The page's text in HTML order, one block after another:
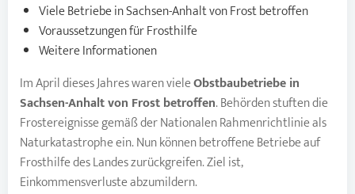
Viele Betriebe in Sachsen-Anhalt von Frost betroffen
Voraussetzungen für Frosthilfe
Weitere Informationen
Im April dieses Jahres waren vieleObstbaubetriebe in
Sachsen-Anhaltvon Frost betroffen. Behörden stuften die
Frostereignisse gemäß der Nationalen Rahmenrichtlinie als
Naturkatastrophe ein. Nun können betroffene Betriebe auf
Frosthilfe des Landes zurückgreifen. Ziel ist,
Einkommensverluste abzumildern.